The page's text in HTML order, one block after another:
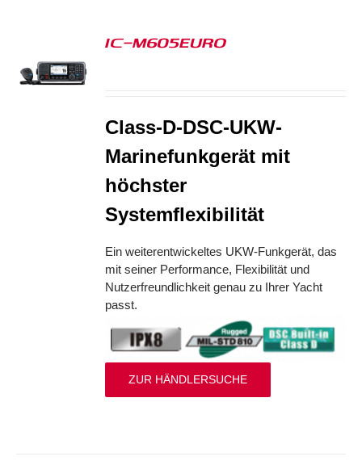
IC-M605EURO
Class-D-DSC-UKW-
Marinefunkgerät mit
höchster
Systemflexibilität
Ein weiterentwickeltes UKW-Funkgerät, das
mit seiner Performance, Flexibilität und
Nutzerfreundlichkeit genau zu Ihrer Yacht
passt.
ZUR HÄNDLERSUCHE